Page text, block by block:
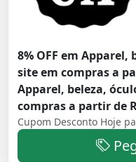
8% OFF em
site em compras a
Apparel, beleza,
compras a partir de
Cupom Desconto Hoje